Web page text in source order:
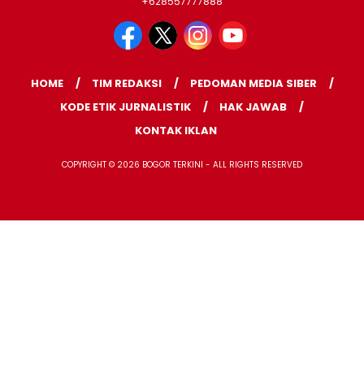
HOME TIM REDAKSI
PEDOMAN MEDIA SIBER
KODE ETIK JURNALISTIK
HAK JAWAB
KONTAK IKLAN
COPYRIGHT © 2026 BOGOR TERKINI - ALL RIGHTS RESERVED